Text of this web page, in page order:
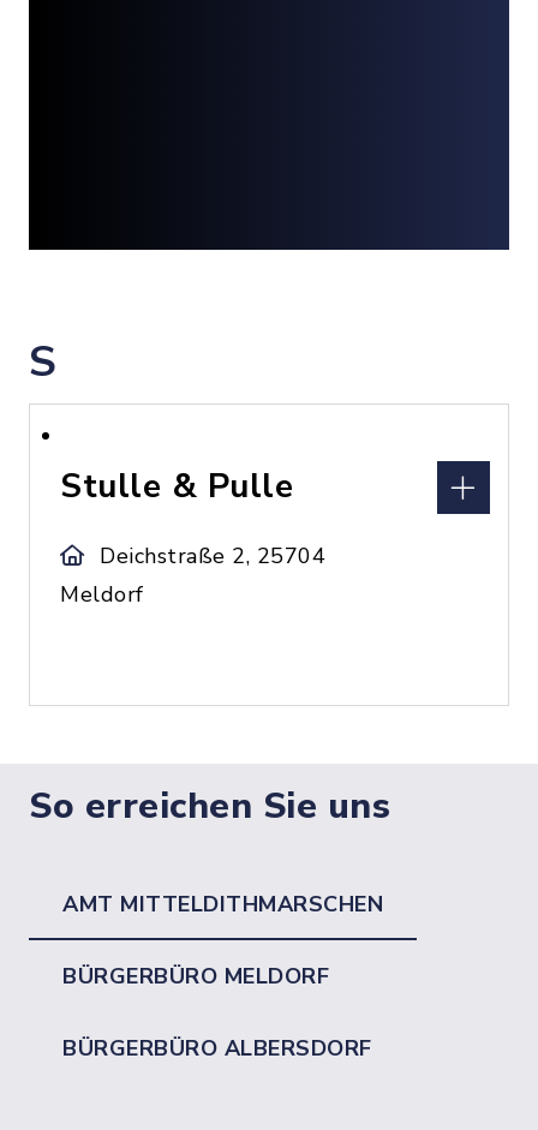
S
Stulle & Pulle
Deichstraße 2, 25704
Meldorf
So erreichen Sie uns
AMT MITTELDITHMARSCHEN
BÜRGERBÜRO MELDORF
BÜRGERBÜRO ALBERSDORF